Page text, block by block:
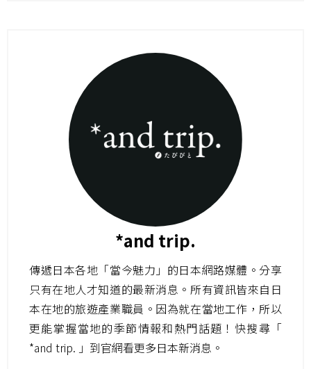
*and trip.
傳遞日本各地「當今魅力」的日本網路媒體。分享
只有在地人才知道的最新消息。所有資訊皆來自日
本在地的旅遊產業職員。因為就在當地工作，所以
更能掌握當地的季節情報和熱門話題！快搜尋「
*and trip. 」到官網看更多日本新消息。